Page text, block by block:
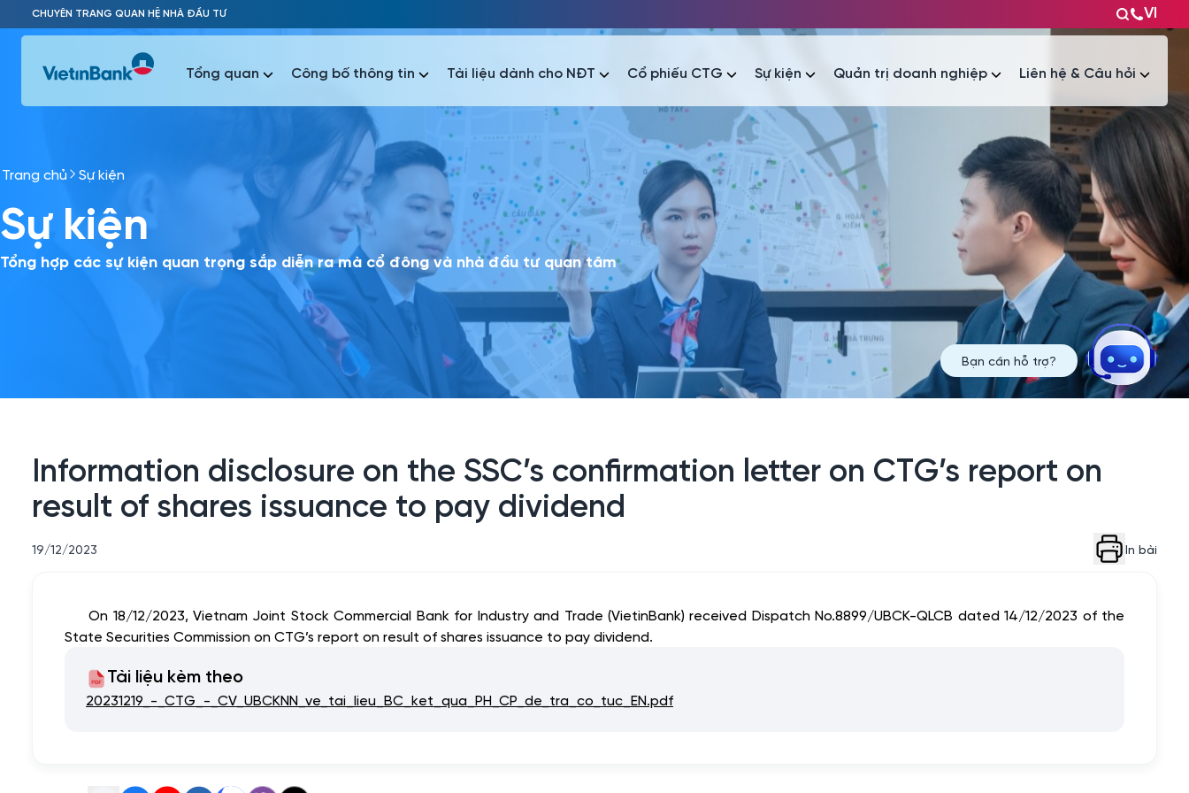
Skip to Main Content
CHUYÊN TRANG QUAN HỆ NHÀ ĐẦU TƯ VI
Phổ biến nhất
Báo cáo tài chính Thông tin giao dịch Công bố thông tin Sự kiện
Tổng quan Công bố thông tin Tài liệu dành cho NĐT Cổ phiếu CTG Sự kiện Quản trị doanh nghiệp Liên hệ & Câu hỏi
Phổ biến nhất
Thông tin giao dịch Công bố thông tin Tài liệu
Trang chủ Sự kiện
Sự kiện
Tổng hợp các sự kiện quan trọng sắp diễn ra mà cổ đông và nhà đầu tư quan tâm
Information disclosure on the SSC’s confirmation letter on CTG’s report on
result of shares issuance to pay dividend
19/12/2023 In bài
On 18/12/2023, Vietnam Joint Stock Commercial Bank for Industry and Trade (VietinBank) received Dispatch No.8899/UBCK-QLCB dated 14/12/2023 of the
State Securities Commission on CTG’s report on result of shares issuance to pay dividend.
Tài liệu kèm theo
20231219_-_CTG_-_CV_UBCKNN_ve_tai_lieu_BC_ket_qua_PH_CP_de_tra_co_tuc_EN.pdf
Bạn cần hỗ trợ?